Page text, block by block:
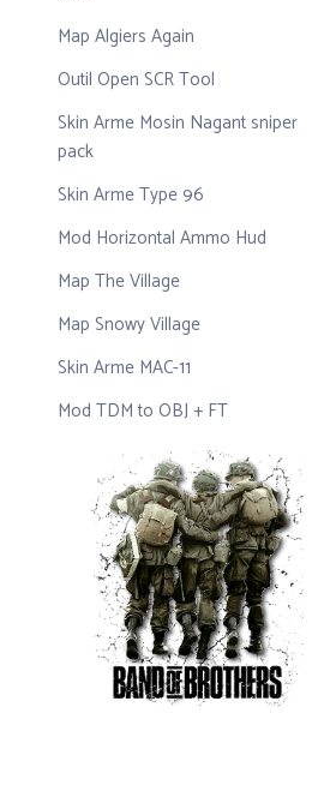
Map Algiers Again
Outil Open SCR Tool
Skin Arme Mosin Nagant sniper
pack
Skin Arme Type 96
Mod Horizontal Ammo Hud
Map The Village
Map Snowy Village
Skin Arme MAC-11
Mod TDM to OBJ + FT